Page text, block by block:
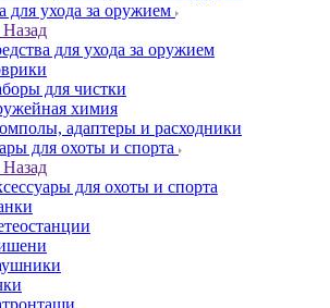
для ухода за оружием
Назад
для ухода за оружием
для чистки
химия
адаптеры и расходники
для охоты и спорта
Назад
для охоты и спорта